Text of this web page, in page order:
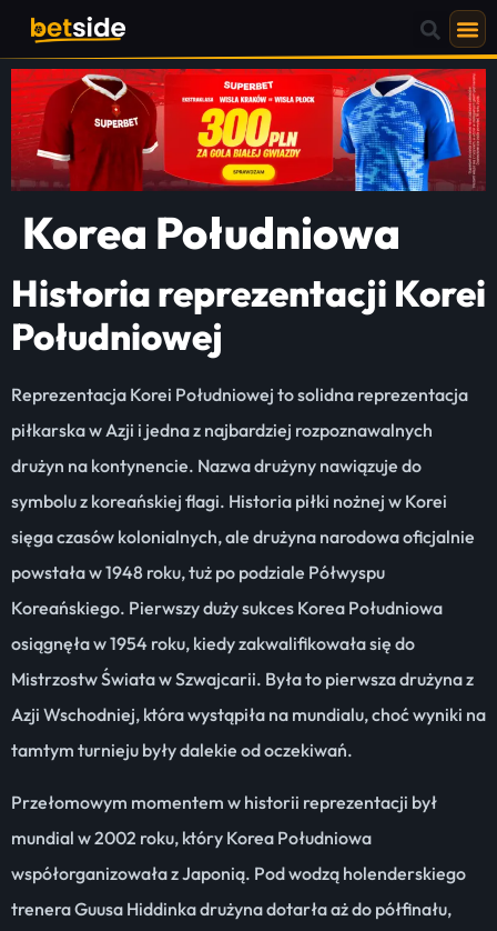
Korea Południowa
Historia reprezentacji Korei
Południowej
Reprezentacja Korei Południowej to solidna reprezentacja
piłkarska w Azji i jedna z najbardziej rozpoznawalnych
drużyn na kontynencie. Nazwa drużyny nawiązuje do
symbolu z koreańskiej flagi. Historia piłki nożnej w Korei
sięga czasów kolonialnych, ale drużyna narodowa oficjalnie
powstała w 1948 roku, tuż po podziale Półwyspu
Koreańskiego. Pierwszy duży sukces Korea Południowa
osiągnęła w 1954 roku, kiedy zakwalifikowała się do
Mistrzostw Świata w Szwajcarii. Była to pierwsza drużyna z
Azji Wschodniej, która wystąpiła na mundialu, choć wyniki na
tamtym turnieju były dalekie od oczekiwań.
Przełomowym momentem w historii reprezentacji był
mundial w 2002 roku, który Korea Południowa
współorganizowała z Japonią. Pod wodzą holenderskiego
trenera Guusa Hiddinka drużyna dotarła aż do półfinału,